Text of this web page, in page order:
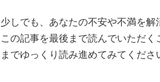
少しでも、あなたの不安や不満を解
この記事を最後まで読んでいただ
までゆっくり読み進めてみてくださ